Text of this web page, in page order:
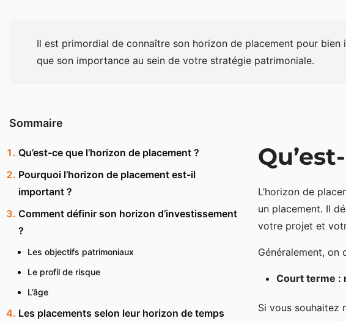
Il est primordial de connaître son horizon de placement pour
que son importance au sein de votre stratégie patrimoniale.
Sommaire
Qu’est-ce que l’horizon de placement ?
Pourquoi l’horizon de placement est-il
important ?
Comment définir son horizon d’investissement
?
Les objectifs patrimoniaux
Le profil de risque
L’âge
Les placements selon leur horizon de temps
L’horizon de
un placement. Il
votre projet et
Généralement,
Court terme :
Si vous souhaitez